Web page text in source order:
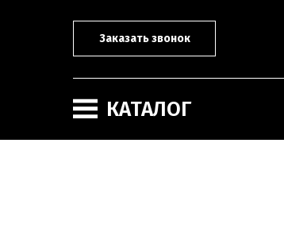
Заказать звонок
КАТАЛОГ